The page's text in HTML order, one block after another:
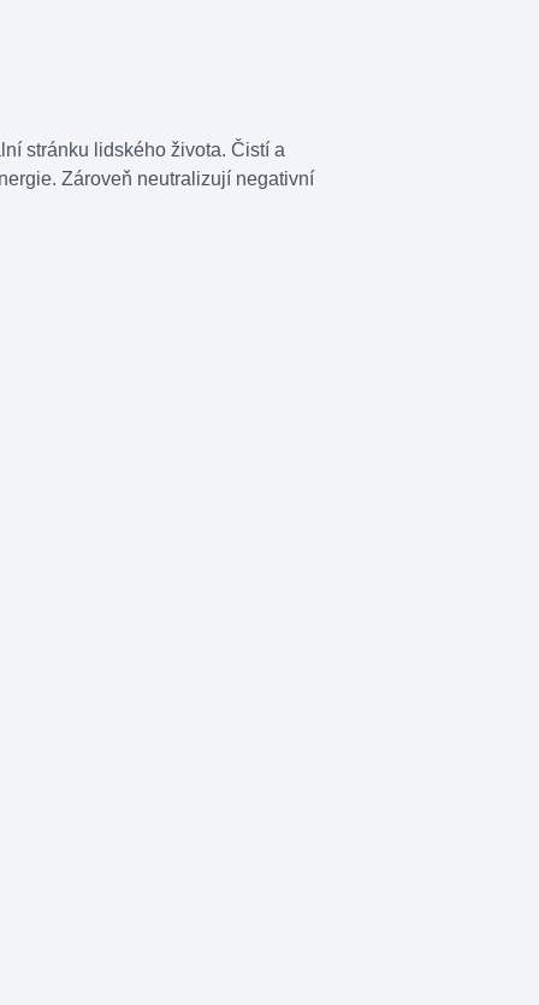
stránku lidského života. Čistí a
Zároveň neutralizují negativní